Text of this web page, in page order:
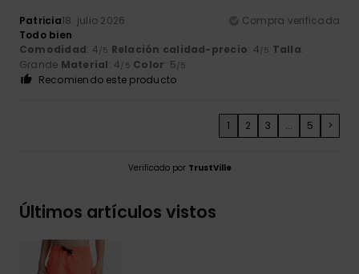
Patricia18. julio 2026
Compra verificada
Todo bien
Comodidad: 4/5 Relación calidad-precio: 4/5 Talla:
Grande Material: 4/5 Color: 5/5
Recomiendo este producto
1 2 3 ... 5 >
Verificado por TrustVille
Últimos artículos vistos